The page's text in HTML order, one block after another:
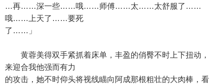
…再……深一些……哦……师傅……太……太舒服了……
哦……上天了……要死
了……」
黄蓉美得双手紧抓着床单，丰盈的俏臀不时上下扭动，
来迎合我他强而有力
的攻击，她不时仰头将视线瞄向阿成那根粗壮的大肉棒，看